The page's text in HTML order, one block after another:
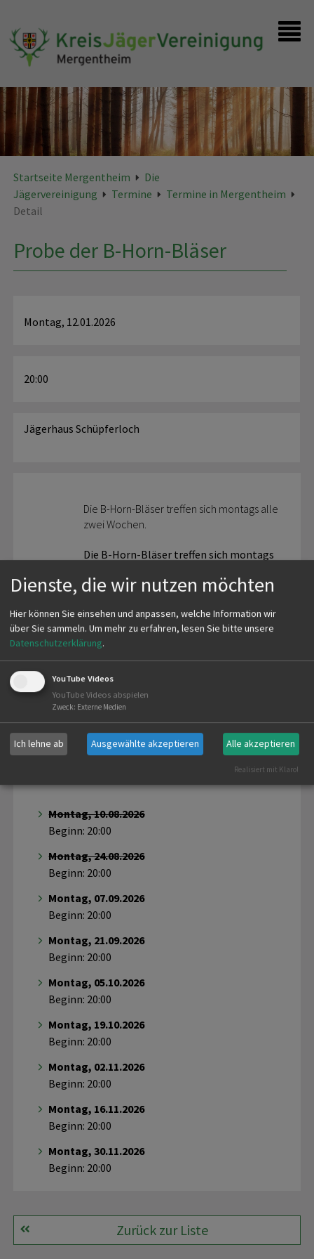
Startseite
Kontakt
Startseite Mergentheim
Die
Jägervereinigung
Termine
Termine in Mergentheim
Detail
Probe der B-Horn-Bläser
Montag, 12.01.2026
20:00
Jägerhaus Schüpferloch
Die B-Horn-Bläser treffen sich montags alle
zwei Wochen.
Die B-Horn-Bläser treffen sich montags
herzlich eingeladen!
Termin exportieren
Montag, 10.08.2026
Beginn: 20:00
Montag, 24.08.2026
Beginn: 20:00
Montag, 07.09.2026
Beginn: 20:00
Montag, 21.09.2026
Beginn: 20:00
Montag, 05.10.2026
Beginn: 20:00
Montag, 19.10.2026
Beginn: 20:00
Montag, 02.11.2026
Beginn: 20:00
Montag, 16.11.2026
Beginn: 20:00
Montag, 30.11.2026
Beginn: 20:00
Zurück zur Liste
Dienste, die wir nutzen möchten
Hier können Sie einsehen und anpassen, welche Information wir
über Sie sammeln. Um mehr zu erfahren, lesen Sie bitte unsere
Datenschutzerklärung.
YouTube Videos
YouTube Videos abspielen
Zweck: Externe Medien
Ich lehne ab Ausgewählte akzeptieren Alle akzeptieren
Realisiert mit Klaro!